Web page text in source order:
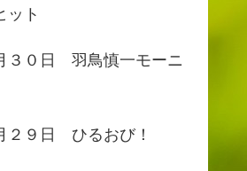
ット
３０日 羽鳥慎一モーニ
２９日 ひるおび！